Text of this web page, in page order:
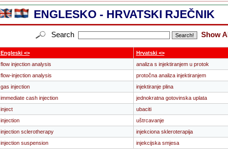
ENGLESKO - HRVATSKI RJEČNIK
Search Show All
Engleski <>
Hrvatski <>
flow injection analysis
analiza s injektiranjem u protok
flow-injection analysis
protočna analiza injektiranjem
gas injection
injektiranje plina
immediate cash injection
jednokratna gotovinska uplata
inject
ubaciti
injection
uštrcavanje
injection sclerotherapy
injekciona skleroterapija
injection suspension
injekcijska smjesa